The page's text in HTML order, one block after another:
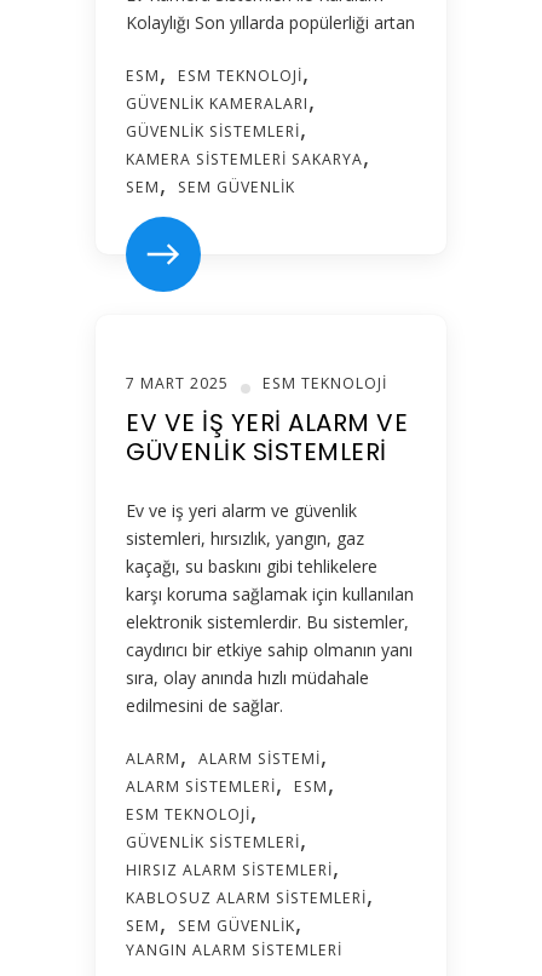
Kolaylığı Son yıllarda popülerliği artan
ESM
ESM TEKNOLOJI
GÜVENLIK KAMERALARI
GÜVENLIK SISTEMLERI
KAMERA SISTEMLERI SAKARYA
SEM
SEM GÜVENLIK
7 MART 2025 ESM TEKNOLOJI
EV VE İŞ YERI ALARM VE
GÜVENLIK SISTEMLERI
Ev ve iş yeri alarm ve güvenlik
sistemleri, hırsızlık, yangın, gaz
kaçağı, su baskını gibi tehlikelere
karşı koruma sağlamak için kullanılan
elektronik sistemlerdir. Bu sistemler,
caydırıcı bir etkiye sahip olmanın yanı
sıra, olay anında hızlı müdahale
edilmesini de sağlar.
ALARM
ALARM SISTEMI
ALARM SISTEMLERI
ESM
ESM TEKNOLOJI
GÜVENLIK SISTEMLERI
HIRSIZ ALARM SISTEMLERI
KABLOSUZ ALARM SISTEMLERI
SEM
SEM GÜVENLIK
YANGIN ALARM SISTEMLERI